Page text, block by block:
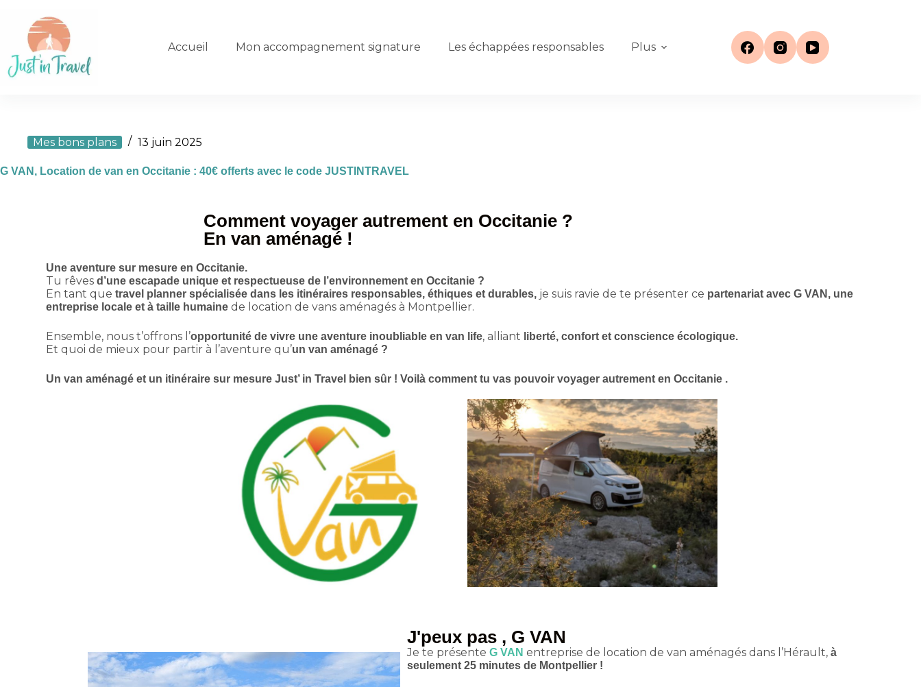
Accueil Mon accompagnement signature Les échappées responsables Plus
Mes bons plans 13 juin 2025
G VAN, Location de van en Occitanie : 40€ offerts avec le code JUSTINTRAVEL
Comment voyager autrement en Occitanie ?
En van aménagé !
Une aventure sur mesure en Occitanie.
Tu rêvesd’une escapade unique et respectueuse de l’environnement en Occitanie ?
En tant que travel planner spécialisée dans les itinéraires responsables, éthiques et durables, je suis ravie de te présenter ce partenariat avec G VAN, une
entreprise locale et à taille humaine de location de vans aménagés à Montpellier.
Ensemble, nous t’offrons l’opportunité de vivre une aventure inoubliable en van life, alliant liberté, confort et conscience écologique.
Et quoi de mieux pour partir à l’aventure qu’un van aménagé ?
Un van aménagé et un itinéraire sur mesure Just’ in Travel bien sûr ! Voilà comment tu vas pouvoir voyager autrement en Occitanie .
J'peux pas , G VAN
Je te présente G VAN entreprise de location de van aménagés dans l’Hérault,à
seulement 25 minutes de Montpellier !